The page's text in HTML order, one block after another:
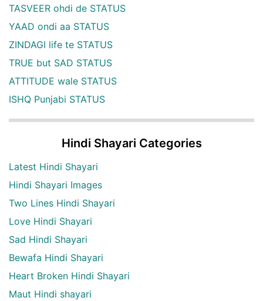
TASVEER ohdi de STATUS
YAAD ondi aa STATUS
ZINDAGI life te STATUS
TRUE but SAD STATUS
ATTITUDE wale STATUS
ISHQ Punjabi STATUS
Hindi Shayari Categories
Latest Hindi Shayari
Hindi Shayari Images
Two Lines Hindi Shayari
Love Hindi Shayari
Sad Hindi Shayari
Bewafa Hindi Shayari
Heart Broken Hindi Shayari
Maut Hindi shayari